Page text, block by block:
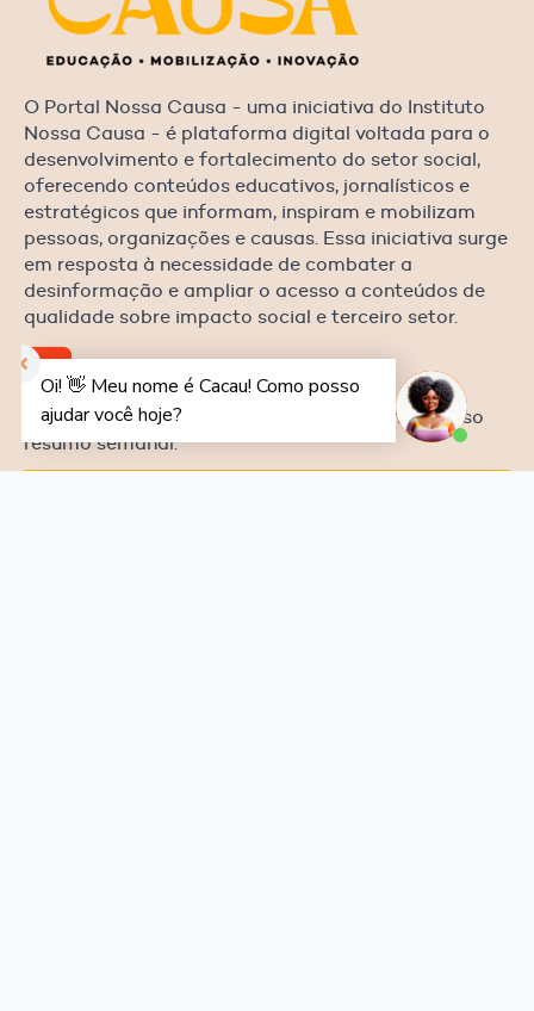
O Portal Nossa Causa - uma iniciativa do Instituto
Nossa Causa - é plataforma digital voltada para o
desenvolvimento e fortalecimento do setor social,
oferecendo conteúdos educativos, jornalísticos e
estratégicos que informam, inspiram e mobilizam
pessoas, organizações e causas. Essa iniciativa surge
em resposta à necessidade de combater a
desinformação e ampliar o acesso a conteúdos de
qualidade sobre impacto social e terceiro setor.
newsletter
Fique por dentro de todas as notícias com o nosso
resumo semanal.